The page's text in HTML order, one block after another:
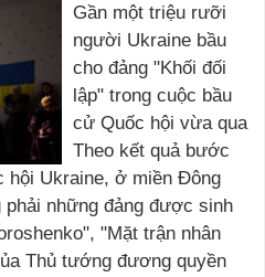
Gần một triệu rưỡi
người Ukraine bầu
cho đảng "Khối đối
lập" trong cuộc bầu
cử Quốc hội vừa qua
Theo kết quả bước
hội Ukraine, ở miền Đông
phải những đảng được sinh
"Mặt trận nhân
Thủ tướng đương quyền